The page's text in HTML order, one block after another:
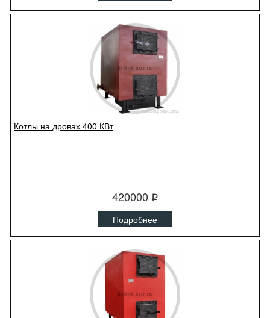
Котлы на дровах 400 КВт
420000 q
Подробнее